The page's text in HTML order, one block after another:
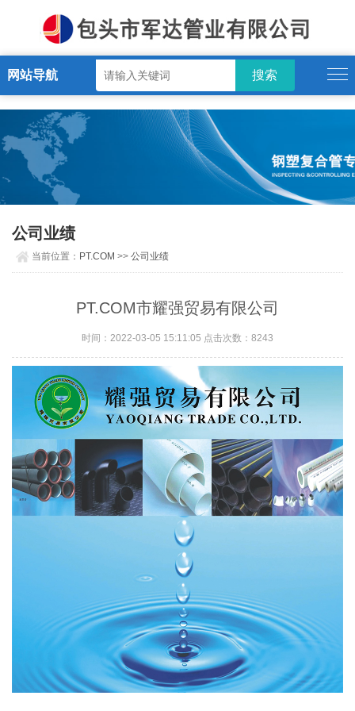
PT.COM
网站导航
公司业绩
当前位置： PT.COM >>公司业绩
PT.COM市耀强贸易有限公司
时间：2022-03-05 15:11:05 点击次数：8243